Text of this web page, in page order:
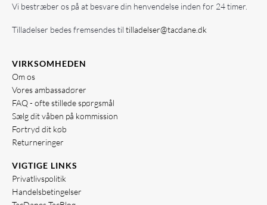
Vi bestræber os på at besvare din henvendelse inden for 24 timer.
Tilladelser bedes fremsendes til tilladelser@tacdane.dk
VIRKSOMHEDEN
Om os
Vores ambassadører
FAQ - ofte stillede spørgsmål
Sælg dit våben på kommission
Fortryd dit køb
Returneringer
VIGTIGE LINKS
Privatlivspolitik
Handelsbetingelser